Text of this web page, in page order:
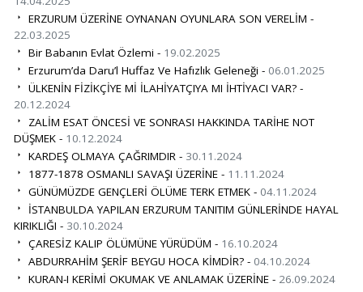
ERZURUM ÜZERİNE OYNANAN OYUNLARA SON VERELİM -
22.03.2025
Bir Babanın Evlat Özlemi - 19.02.2025
Erzurum’da Daru’l Huffaz Ve Hafızlık Geleneği - 06.01.2025
ÜLKENİN FİZİKÇİYE Mİ İLAHİYATÇIYA MI İHTİYACI VAR? -
20.12.2024
ZALİM ESAT ÖNCESİ VE SONRASI HAKKINDA TARİHE NOT
DÜŞMEK - 10.12.2024
KARDEŞ OLMAYA ÇAĞRIMDIR - 30.11.2024
1877-1878 OSMANLI SAVAŞI ÜZERİNE - 11.11.2024
GÜNÜMÜZDE GENÇLERİ ÖLÜME TERK ETMEK - 04.11.2024
İSTANBULDA YAPILAN ERZURUM TANITIM GÜNLERİNDE HAYAL
KIRIKLIĞI - 30.10.2024
ÇARESİZ KALIP ÖLÜMÜNE YÜRÜDÜM - 16.10.2024
ABDURRAHİM ŞERİF BEYGU HOCA KİMDİR? - 04.10.2024
KURAN-I KERİMİ OKUMAK VE ANLAMAK ÜZERİNE - 26.09.2024